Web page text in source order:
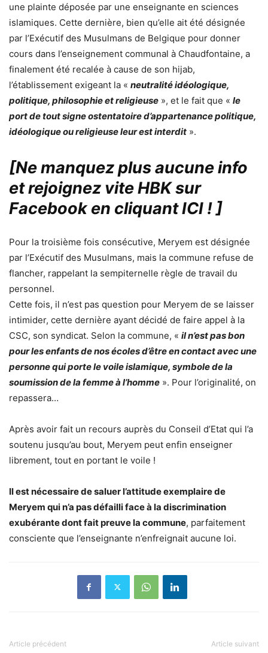
une plainte déposée par une enseignante en sciences
islamiques. Cette dernière, bien qu’elle ait été désignée
par l’Exécutif des Musulmans de Belgique pour donner
cours dans l’enseignement communal à Chaudfontaine, a
finalement été recalée à cause de son hijab,
l’établissement exigeant la « neutralité idéologique,
politique, philosophie et religieuse », et le fait que « le
port de tout signe ostentatoire d’appartenance politique,
idéologique ou religieuse leur est interdit ».
[Ne manquez plus aucune info
et rejoignez vite HBK sur
Facebook en cliquant ICI ! ]
Pour la troisième fois consécutive, Meryem est désignée
par l’Exécutif des Musulmans, mais la commune refuse de
flancher, rappelant la sempiternelle règle de travail du
personnel.
Cette fois, il n’est pas question pour Meryem de se laisser
intimider, cette dernière ayant décidé de faire appel à la
CSC, son syndicat. Selon la commune, « il n’est pas bon
pour les enfants de nos écoles d’être en contact avec une
personne qui porte le voile islamique, symbole de la
soumission de la femme à l’homme ». Pour l’originalité, on
repassera…
Après avoir fait un recours auprès du Conseil d’Etat qui l’a
soutenu jusqu’au bout, Meryem peut enfin enseigner
librement, tout en portant le voile !
Il est nécessaire de saluer l’attitude exemplaire de
Meryem qui n’a pas défailli face à la discrimination
exubérante dont fait preuve la commune, parfaitement
consciente que l’enseignante n’enfreignait aucune loi.
Article précédent Article suivant